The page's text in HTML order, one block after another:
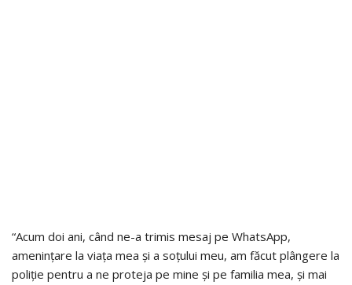
“Acum doi ani, când ne-a trimis mesaj pe WhatsApp,
amenințare la viața mea și a soțului meu, am făcut plângere la
poliție pentru a ne proteja pe mine și pe familia mea, și mai